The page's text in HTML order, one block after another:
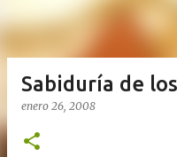
Sabiduría de
enero 26, 2008